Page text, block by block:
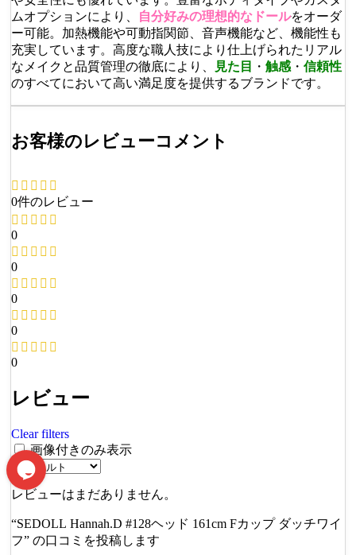
ムオプションにより、
自分好みの理想的なドールをオーダ
ー可能。加熱機能や可動指関節、音声機能など、機能性も
充実しています。高度な職人技により仕上げられたリアル
なメイクと品質管理の徹底により、
見た目 ・ 触感 ・ 信頼性
のすべてにおいて高い満足度を提供するブランドです。
お客様のレビューコメント
0件のレビュー
0
0
0
0
0
レビュー
Clear filters
画像付きのみ表示
レビューはまだありません。
“SEDOLL Hannah.D #128ヘッド 161cm Fカップ ダッチワイ
フ” の口コミを投稿します